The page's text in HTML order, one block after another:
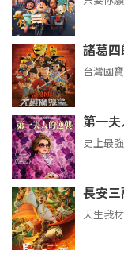
諸葛
台灣國
第一
史上最
長安三
天生我